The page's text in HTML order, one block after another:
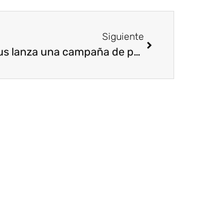
Siguiente
Freno al Ictus lanza una campaña de prevención del Ictus en ‘12 Meses, 12 Causas’